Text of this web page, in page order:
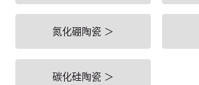
氮化硼陶瓷 ＞
碳化硅陶瓷 ＞